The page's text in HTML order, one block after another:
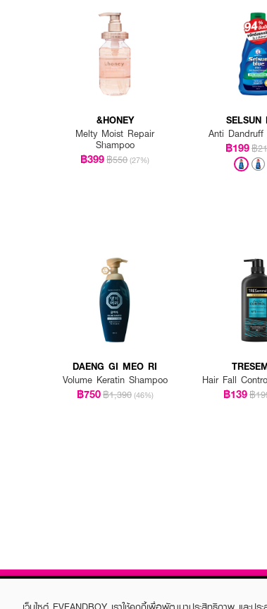
&HONEY
Melty Moist Repair
Shampoo
฿399฿550 (27%)
SELSUN
Anti Dandruff
฿199฿
DAENG GI MEO RI
Volume Keratin Shampoo
฿750฿1,390 (46%)
Hair Fall
฿139฿